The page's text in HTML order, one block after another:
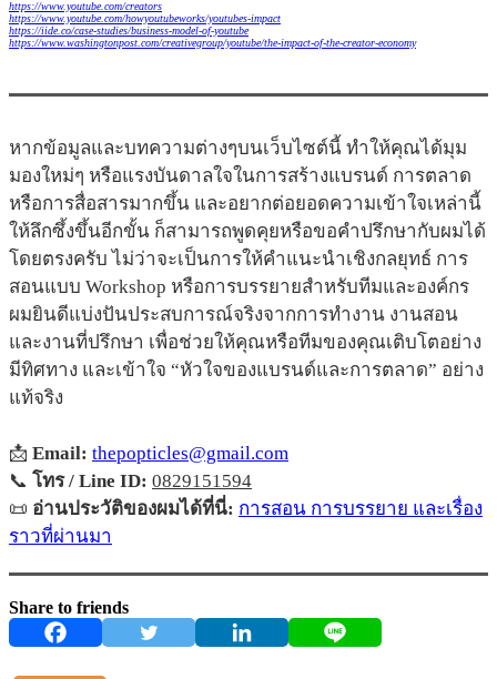
https://www.youtube.com/creators
https://www.youtube.com/howyoutubeworks/youtubes-impact
https://iide.co/case-studies/business-model-of-youtube
https://www.washingtonpost.com/creativegroup/youtube/the-impact-of-the-creator-economy
หากข้อมูลและบทความต่างๆบนเว็บไซต์นี้ ทำให้คุณได้มุม
มองใหม่ๆ หรือแรงบันดาลใจในการสร้างแบรนด์ การตลาด
หรือการสื่อสารมากขึ้น และอยากต่อยอดความเข้าใจเหล่านี้
ให้ลึกซึ้งขึ้นอีกขั้น ก็สามารถพูดคุยหรือขอคำปรึกษากับผมได้
โดยตรงครับ ไม่ว่าจะเป็นการให้คำแนะนำเชิงกลยุทธ์ การ
สอนแบบ Workshop หรือการบรรยายสำหรับทีมและองค์กร
ผมยินดีแบ่งปันประสบการณ์จริงจากการทำงาน งานสอน
และงานที่ปรึกษา เพื่อช่วยให้คุณหรือทีมของคุณเติบโตอย่าง
มีทิศทาง และเข้าใจ “หัวใจของแบรนด์และการตลาด” อย่าง
แท้จริง
📩 Email: thepopticles@gmail.com
📞 โทร / Line ID: 0829151594
📜 อ่านประวัติของผมได้ที่นี่: การสอน การบรรยาย และเรื่อง
ราวที่ผ่านมา
Share to friends